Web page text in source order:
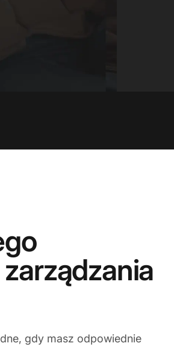
gdy masz odpowiednie